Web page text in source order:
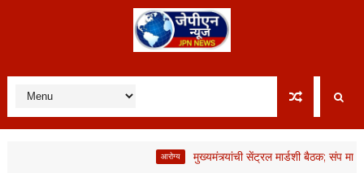
मुख्यमंत्र्यांची सेंट्रल मार्डशी बैठक; संप मागे,